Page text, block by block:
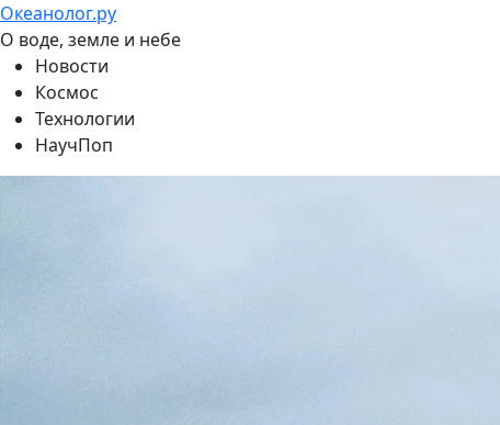
Океанолог.ру
О воде, земле и небе
Новости
Космос
Технологии
НаучПоп